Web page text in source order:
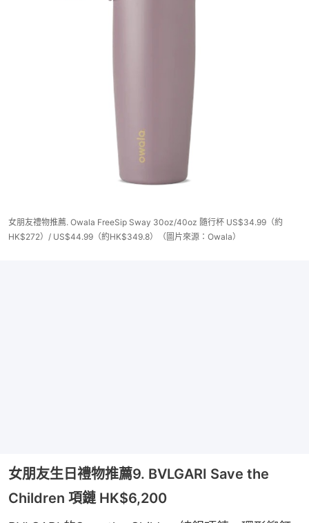
女朋友禮物推薦. Owala FreeSip Sway 30oz/40oz 隨行杯 US$34.99（約
HK$272）/ US$44.99（約HK$349.8）（圖片來源：Owala）
女朋友生日禮物推薦9. BVLGARI Save the
Children 項鏈 HK$6,200